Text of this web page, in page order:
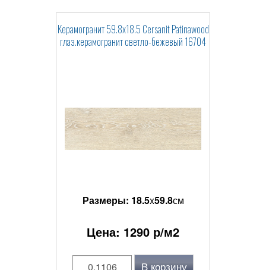
Керамогранит 59.8x18.5 Cersanit Patinawood
глаз.керамогранит светло-бежевый 16704
Размеры: 18.5x59.8см
Цена: 1290 р/м2
В корзину